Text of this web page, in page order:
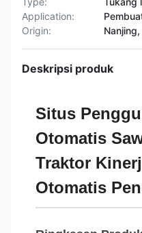
Application:
Origin:
Deskripsi produk
Situs
Otomatis
Traktor
Otomatis